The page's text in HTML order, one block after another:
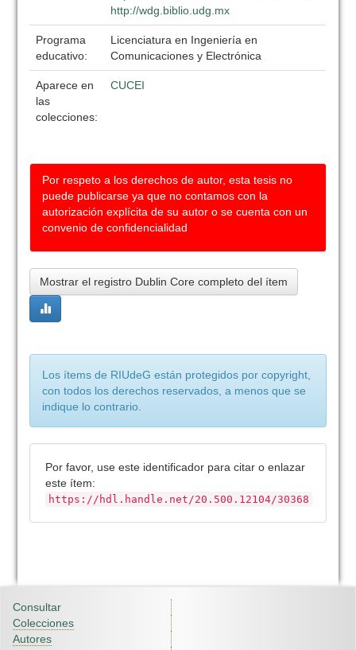
http://wdg.biblio.udg.mx
Programa
educativo:
Licenciatura en Ingeniería en
Comunicaciones y Electrónica
Aparece en
las
colecciones:
CUCEI
Por respeto a los derechos de autor, esta tesis no
puede publicarse ya que no contamos con la
autorización explícita de su autor o se cuenta con un
convenio de confidencialidad
Mostrar el registro Dublin Core completo del ítem
Los ítems de RIUdeG están protegidos por copyright,
con todos los derechos reservados, a menos que se
indique lo contrario.
Por favor, use este identificador para citar o enlazar
este ítem:
https://hdl.handle.net/20.500.12104/30368
Consultar
Colecciones
Autores